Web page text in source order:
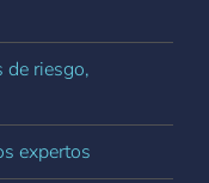
de riesgo,
expertos